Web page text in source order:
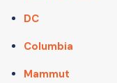
DC
Columbia
Mammut